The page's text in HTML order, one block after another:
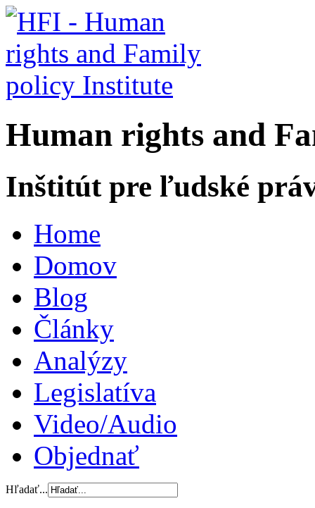
Human rights and F
Inštitút pre ľudské
Home
Domov
Blog
Články
Analýzy
Legislatíva
Video/Audio
Objednať
Hľadať...